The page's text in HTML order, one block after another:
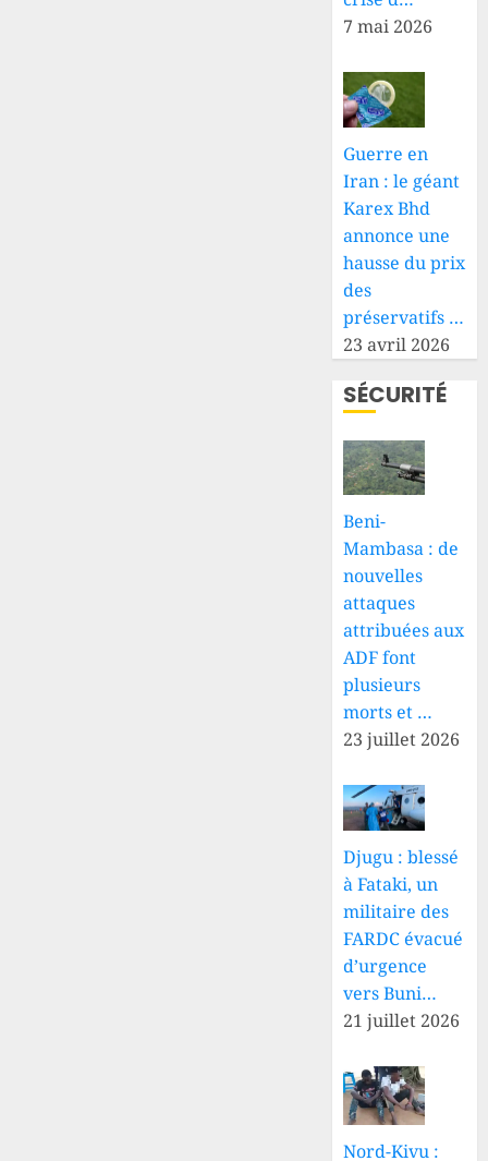
7 mai 2026
Guerre en
Iran : le géant
Karex Bhd
annonce une
hausse du prix
des
préservatifs …
23 avril 2026
SÉCURITÉ
Beni-
Mambasa : de
nouvelles
attaques
attribuées aux
ADF font
plusieurs
morts et …
23 juillet 2026
Djugu : blessé
à Fataki, un
militaire des
FARDC évacué
d’urgence
vers Buni…
21 juillet 2026
Nord-Kivu :